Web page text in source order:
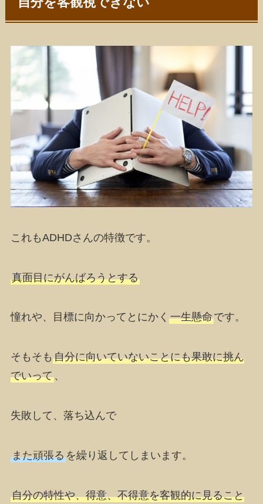
これもADHDさんの特徴です。
真面目にがんばろうとする
憧れや、目標に向かってとにかく 一生懸命です。
そもそも 自分に向いていないことにも果敢に挑ん
でいって、
失敗して、落ち込んで
また頑張るを繰り返してしまいます。
自分の特性や、得意、不得意を客観的に見ること